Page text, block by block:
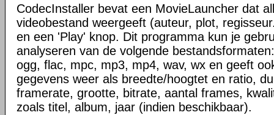
CodecInstaller bevat een MovieLauncher dat
videobestand weergeeft (auteur, plot,
en een 'Play' knop. Dit programma kun je
analyseren van de volgende
ogg, flac, mpc, mp3, mp4, wav, wx en geeft
gegevens weer als breedte/hoogtet en ratio,
framerate, grootte, bitrate, aantal frames,
zoals titel, album, jaar (indien beschikbaar).